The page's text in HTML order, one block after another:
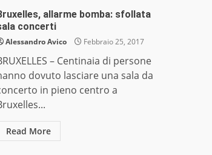
allarme bomba: sfollata
concerti
Alessandro Avico Febbraio 25, 2017
– Centinaia di persone
dovuto lasciare una sala da
in pieno centro a
Read More